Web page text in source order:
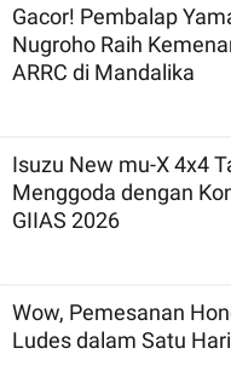
Gacor! Pembalap
Nugroho Raih
ARRC di Mandalika
Isuzu New mu-X 4x4
Menggoda dengan
GIIAS 2026
Wow, Pemesanan
Ludes dalam Satu Hari